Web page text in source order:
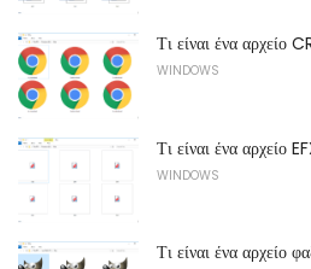
Τι είναι ένα αρχείο
WINDOWS
Τι είναι ένα αρχείο
WINDOWS
Τι είναι ένα αρχείο